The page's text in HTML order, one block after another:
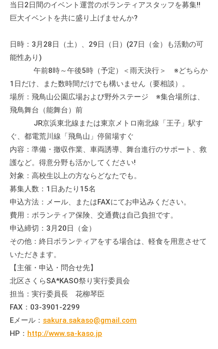
。
々
な
し
・
講
の
開
催
会
場
や
機
材
の
貸
出
な
ど
の
当日2日間のイベント運営のボランティアスタッフを募集!!
巨大イベントを共に盛り上げませんか?
日時：3月28日（土）、29日（日）(27日（金）も活動の可
能性あり)
午前8時～午後5時（予定）＜雨天決行＞ ※どちらか
1日だけ、また数時間だけでも構いません（要相談）。
場所：飛鳥山公園広場および野外ステージ ※集合場所は、
飛鳥舞台（能舞台）前
JR京浜東北線または東京メトロ南北線「王子」駅す
ぐ、都電荒川線「飛鳥山」停留場すぐ
内容：準備・撤収作業、車両誘導、舞台進行のサポート、救
護など。得意分野も活かしてください!
対象：高校生以上の方ならどなたでも。
募集人数：1日あたり15名
申込方法：メール、またはFAXにてお申込みください。
費用：ボランティア保険、交通費は自己負担です。
申込締切：3月20日（金）
その他：終日ボランティアをする場合は、軽食を用意させて
いただきます。
【主催・申込・問合せ先】
北区さくらSA*KASO祭り実行委員会
担当：実行委員長 花柳琴臣
FAX：03-3901-2299
Eメール： sakura.sakaso@gmail.com
HP： http://www.sa-kaso.jp